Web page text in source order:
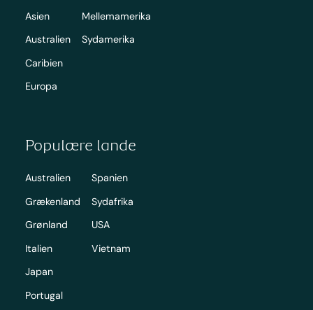
Asien
Australien
Caribien
Europa
Mellemamerika
Sydamerika
Populære lande
Australien
Grækenland
Grønland
Italien
Japan
Portugal
Spanien
Sydafrika
USA
Vietnam